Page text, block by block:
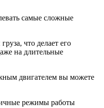
самые сложные
что делает его
на длительные
двигателем вы можете
режимы работы